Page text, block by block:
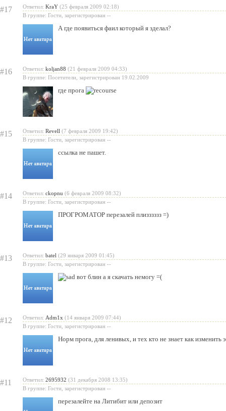
#17 Ответил: KraY (25 февраля 2009 02:18)
В группе: Гости, зарегистрирован --
А где появиться фаил который я зделал?
#16 Ответил: koljan88 (21 февраля 2009 04:33)
В группе: Посетители, зарегистрирован 19.02.2009
где прога
#15 Ответил: Revell (7 февраля 2009 19:42)
В группе: Гости, зарегистрирован --
ссылка не пашет.
#14 Ответил: ckopnu (6 февраля 2009 08:32)
В группе: Гости, зарегистрирован --
ПРОГРОМАТОР перезалей плизззззз =)
#13 Ответил: batel (29 января 2009 01:45)
В группе: Гости, зарегистрирован --
вот блин а я скачать немогу =(
#12 Ответил: Adm1x (14 января 2009 07:44)
В группе: Гости, зарегистрирован --
Норм прога, для ленивых, и тех кто не знает как изменить
#11 Ответил: 2695932 (31 декабря 2008 13:35)
В группе: Гости, зарегистрирован --
перезалейте на Литибит или депозит